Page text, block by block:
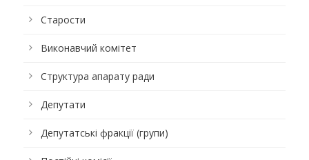
Старости
Виконавчий комітет
Структура апарату ради
Депутати
Депутатські фракції (групи)